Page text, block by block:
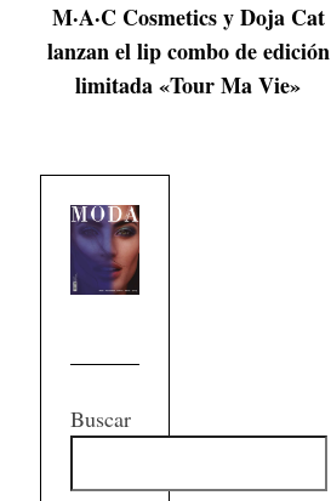
M·A·C Cosmetics y Doja Cat
lanzan el lip combo de edición
limitada «Tour Ma Vie»
Buscar